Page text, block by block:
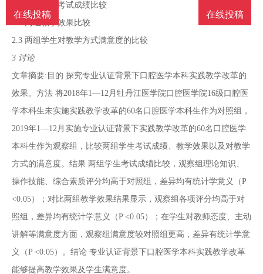
南
投
稿
线
投
稿
联
系
我
们
2.1 两组学生考试成绩比较
2.2 两组教学效果比较
2.3 两组学生对教学方式满意度的比较
3 讨论
文章摘要:目的 探究专业认证背景下口腔医学本科实践教学改革的
效果。方法 将2018年1—12月牡丹江医学院口腔医学院16级口腔医
学本科生未实施实践教学改革的60名口腔医学本科生作为对照组，
2019年1—12月实施专业认证背景下实践教学改革的60名口腔医学
本科生作为观察组，比较两组学生考试成绩、教学效果以及对教学
方式的满意度。结果 两组学生考试成绩比较，观察组理论知识、
操作技能、综合素质评分均高于对照组，差异均有统计学意义（P
<0.05）；对比两组教学效果结果显示，观察组各项评分均高于对
照组，差异均有统计学意义（P <0.05）；在学生对教师态度、主动
讲解等满意度方面，观察组满意度较对照组更高，差异有统计学意
义（P <0.05）。结论 专业认证背景下口腔医学本科实践教学改革
能够提高教学效果及学生满意度。
在线投稿
在线投稿